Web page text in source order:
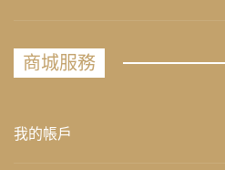
商城服務
我的帳戶